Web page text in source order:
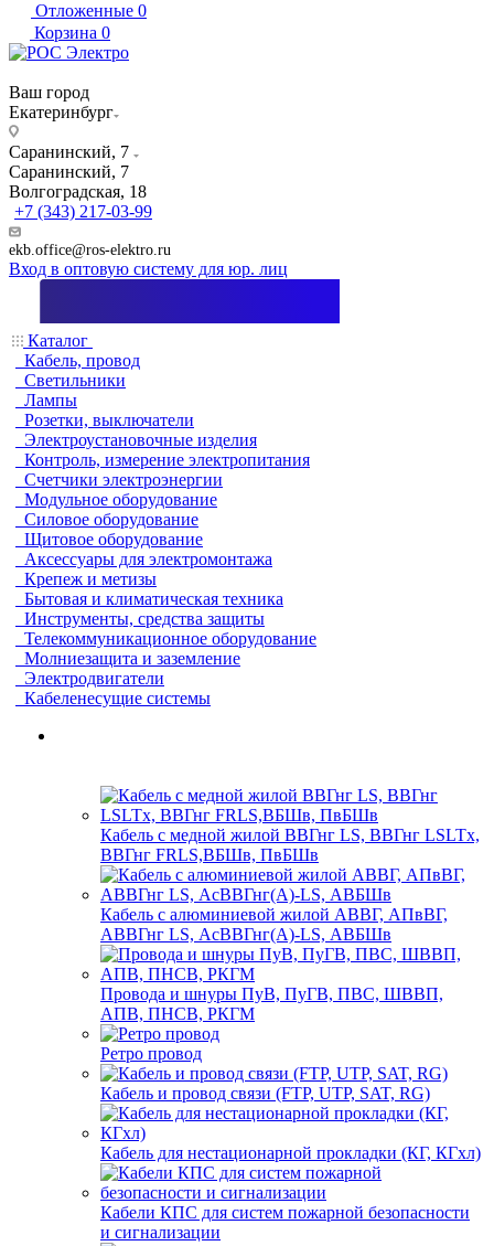
Отложенные 0
Корзина 0
Ваш город
Екатеринбург
Саранинский, 7
Саранинский, 7
Волгоградская, 18
+7 (343) 217-03-99
ekb.office@ros-elektro.ru
Вход в оптовую систему для юр. лиц
Каталог
Кабель, провод
Светильники
Лампы
Розетки, выключатели
Электроустановочные изделия
Контроль, измерение электропитания
Счетчики электроэнергии
Модульное оборудование
Силовое оборудование
Щитовое оборудование
Аксессуары для электромонтажа
Крепеж и метизы
Бытовая и климатическая техника
Инструменты, средства защиты
Телекоммуникационное оборудование
Молниезащита и заземление
Электродвигатели
Кабеленесущие системы
Кабель с медной жилой ВВГнг LS, ВВГнг LSLTx,
ВВГнг FRLS,ВБШв, ПвБШв
Кабель с алюминиевой жилой АВВГ, АПвВГ,
АВВГнг LS, АсВВГнг(А)-LS, АВБШв
Провода и шнуры ПуВ, ПуГВ, ПВС, ШВВП,
АПВ, ПНСВ, РКГМ
Ретро провод
Кабель и провод связи (FTP, UTP, SAT, RG)
Кабель для нестационарной прокладки (КГ, КГхл)
Кабели КПС для систем пожарной безопасности
и сигнализации